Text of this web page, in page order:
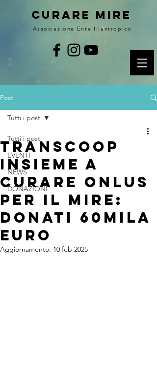
curare MIRE
Associazione Ente filantropico
Post
Tutti i post
EVENTI
NEWS
DONAZIONI
Tutti i post
Transcoop
insieme a
Curare Onlus
per il Mire:
donati 60mila
euro
Aggiornamento: 10 feb 2025